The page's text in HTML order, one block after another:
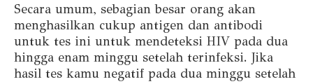
Secara umum, sebagian besar orang akan
menghasilkan cukup antigen dan antibodi
untuk tes ini untuk mendeteksi HIV pada dua
hingga enam minggu setelah terinfeksi. Jika
hasil tes kamu negatif pada dua minggu setelah